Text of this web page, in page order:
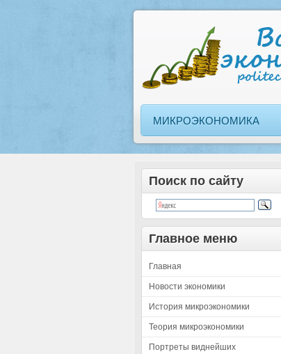
МИКРОЭКОНОМИКА
Поиск по сайту
Главное меню
Главная
Новости экономики
История микроэкономики
Теория микроэкономики
Портреты виднейших